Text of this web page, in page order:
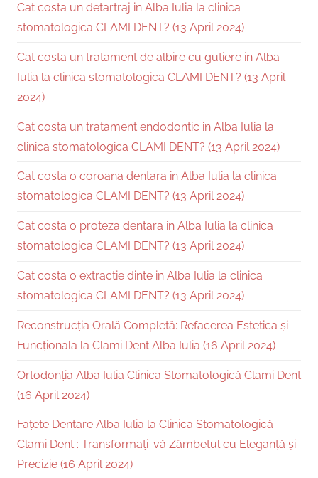
Cat costa un detartraj in Alba Iulia la clinica
stomatologica CLAMI DENT? (13 April 2024)
Cat costa un tratament de albire cu gutiere in Alba
Iulia la clinica stomatologica CLAMI DENT? (13 April
2024)
Cat costa un tratament endodontic in Alba Iulia la
clinica stomatologica CLAMI DENT? (13 April 2024)
Cat costa o coroana dentara in Alba Iulia la clinica
stomatologica CLAMI DENT? (13 April 2024)
Cat costa o proteza dentara in Alba Iulia la clinica
stomatologica CLAMI DENT? (13 April 2024)
Cat costa o extractie dinte in Alba Iulia la clinica
stomatologica CLAMI DENT? (13 April 2024)
Reconstrucția Orală Completă: Refacerea Estetica și
Funcționala la Clami Dent Alba Iulia (16 April 2024)
Ortodonția Alba Iulia Clinica Stomatologică Clami Dent
(16 April 2024)
Fațete Dentare Alba Iulia la Clinica Stomatologică
Clami Dent : Transformați-vă Zâmbetul cu Eleganță și
Precizie (16 April 2024)